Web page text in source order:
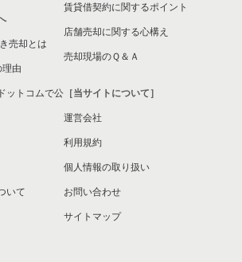
売却とは
由
ットコムで公
いて
賃貸借契約に関するポイント
店舗売却に関する心構え
売却現場のＱ＆Ａ
［当サイトについて］
運営会社
利用規約
個人情報の取り扱い
お問い合わせ
サイトマップ